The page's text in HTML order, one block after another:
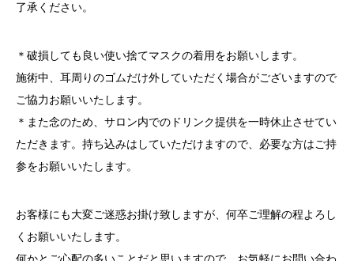
了承ください。
＊破損しても良い使い捨てマスクの着用をお願いします。
施術中、耳周りのゴムだけ外していただく場合がございますので
ご協力お願いいたします。
＊また念のため、サロン内でのドリンク提供を一時休止させてい
ただきます。持ち込みはしていただけますので、必要な方はご持
参をお願いいたします。
お客様にも大変ご迷惑お掛け致しますが、何卒ご理解の程よろし
くお願いいたします。